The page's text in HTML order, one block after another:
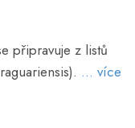
připravuje z listů
... více